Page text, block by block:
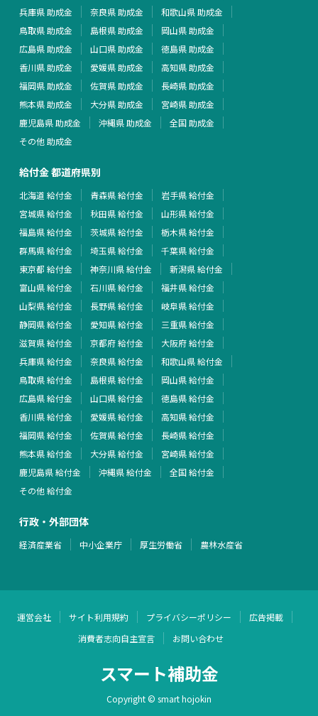
兵庫県 助成金
奈良県 助成金
和歌山県 助成金
鳥取県 助成金
島根県 助成金
岡山県 助成金
広島県 助成金
山口県 助成金
徳島県 助成金
香川県 助成金
愛媛県 助成金
高知県 助成金
福岡県 助成金
佐賀県 助成金
長崎県 助成金
熊本県 助成金
大分県 助成金
宮崎県 助成金
鹿児島県 助成金
沖縄県 助成金
全国 助成金
その他 助成金
給付金 都道府県別
北海道 給付金 青森県 給付金
岩手県 給付金
宮城県 給付金
秋田県 給付金
山形県 給付金
福島県 給付金
茨城県 給付金
栃木県 給付金
群馬県 給付金
埼玉県 給付金
千葉県 給付金
東京都 給付金
神奈川県 給付金
新潟県 給付金
富山県 給付金
石川県 給付金
福井県 給付金
山梨県 給付金
長野県 給付金
岐阜県 給付金
静岡県 給付金
愛知県 給付金
三重県 給付金
滋賀県 給付金
京都府 給付金
大阪府 給付金
兵庫県 給付金
奈良県 給付金
和歌山県 給付金
鳥取県 給付金
島根県 給付金
岡山県 給付金
広島県 給付金
山口県 給付金
徳島県 給付金
香川県 給付金
愛媛県 給付金
高知県 給付金
福岡県 給付金
佐賀県 給付金
長崎県 給付金
熊本県 給付金
大分県 給付金
宮崎県 給付金
鹿児島県 給付金
沖縄県 給付金
全国 給付金
その他 給付金
行政・外部団体
経済産業省 中小企業庁 厚生労働省 農林水産省
運営会社 サイト利用規約 プライバシーポリシー
広告掲載
消費者志向自主宣言
お問い合わせ
スマート補助金
Copyright © smart hojokin